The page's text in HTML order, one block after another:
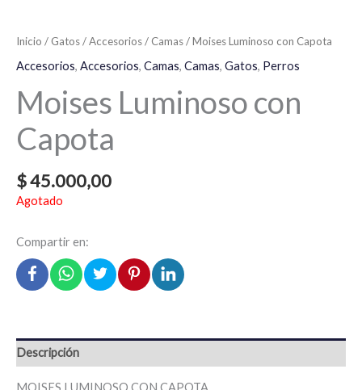
Inicio / Gatos/Accesorios/ Camas/ Moises Luminoso con Capota
Accesorios, Accesorios, Camas, Camas, Gatos, Perros
Moises Luminoso con
Capota
$45.000,00
Agotado
Compartir en:
Descripción
MOISES LUMINOSO CON CAPOTA